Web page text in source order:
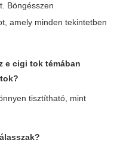
Böngésszen
amely minden tekintetben
e cigi tok témában
?
tisztítható, mint